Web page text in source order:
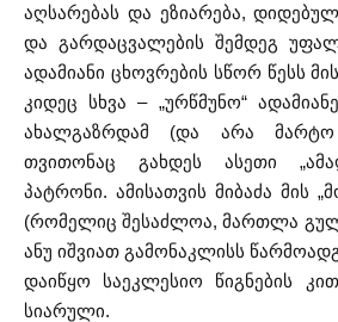
აღსარებას და ეზიარება,
და გარდაცვალების შემდეგ
ადამიანი ცხოვრების სწორ წესს
კიდეც სხვა – „ურწმუნო“
ახალგაზრდამ (და არა
თვითონაც გახდეს ასეთი
პატრონი. ამისათვის მიბაძა მის
(რომელიც შესაძლოა, მართლა
ანუ იშვიათ გამონაკლისს
დაიწყო საეკლესიო წიგნების
სიარული.